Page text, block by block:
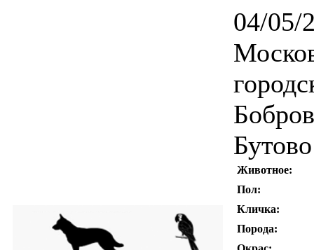
04/05/
Бутово
Животное:
Пол:
Кличка:
Порода: